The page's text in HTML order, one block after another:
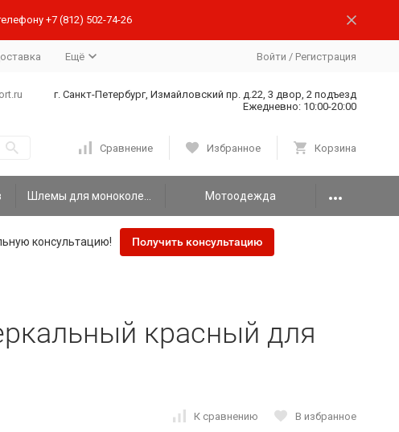
+7 (812) 502-74-26
Ещё Войти / Регистрация
г. Санкт-Петербург, Измайловский пр. д.22, 3 двор, 2 подъезд
Ежедневно: 10:00-20:00
Сравнение Избранное Корзина
Мотоодежда
консультацию! Получить консультацию
красный для
К сравнению В избранное